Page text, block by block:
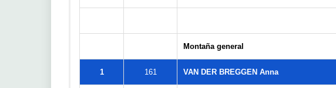
Montaña general
1 161 VAN DER BREGGEN Anna